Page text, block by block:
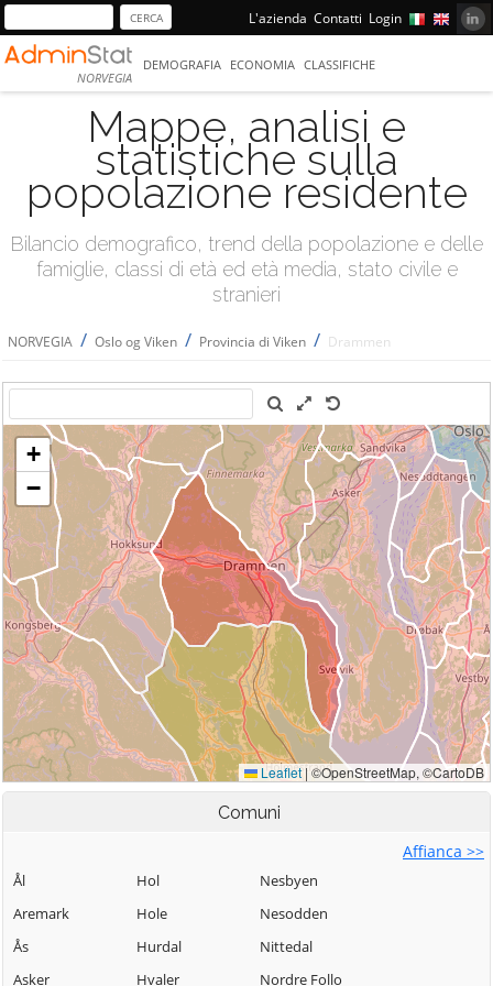
L'azienda Contatti Login
NORVEGIA
DEMOGRAFIA ECONOMIA CLASSIFICHE
Mappe, analisi e
statistiche sulla
popolazione residente
Bilancio demografico, trend della popolazione e delle
famiglie, classi di età ed età media, stato civile e
stranieri
NORVEGIA / Oslo og Viken / Provincia di Viken / Drammen
Comuni
Affianca >>
Ål
Aremark
Ås
Asker
Hol
Hole
Hurdal
Hvaler
Nesbyen
Nesodden
Nittedal
Nordre Follo